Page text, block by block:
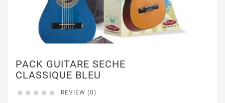
PACK GUITARE SECHE
CLASSIQUE BLEU
     REVIEW (0)